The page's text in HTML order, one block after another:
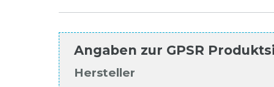
Angaben zur GPSR
Hersteller